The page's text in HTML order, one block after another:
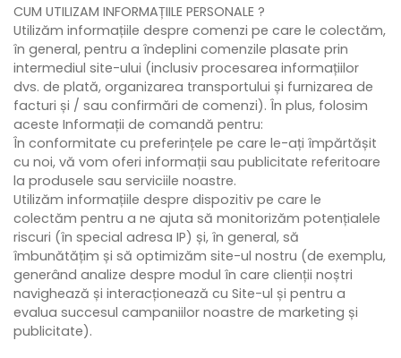
CUM UTILIZAM INFORMAȚIILE PERSONALE ?
Utilizăm informațiile despre comenzi pe care le colectăm,
în general, pentru a îndeplini comenzile plasate prin
intermediul site-ului (inclusiv procesarea informațiilor
dvs. de plată, organizarea transportului și furnizarea de
facturi și / sau confirmări de comenzi). În plus, folosim
aceste Informații de comandă pentru:
În conformitate cu preferințele pe care le-ați împărtășit
cu noi, vă vom oferi informații sau publicitate referitoare
la produsele sau serviciile noastre.
Utilizăm informațiile despre dispozitiv pe care le
colectăm pentru a ne ajuta să monitorizăm potențialele
riscuri (în special adresa IP) și, în general, să
îmbunătățim și să optimizăm site-ul nostru (de exemplu,
generând analize despre modul în care clienții noștri
navighează și interacționează cu Site-ul și pentru a
evalua succesul campaniilor noastre de marketing și
publicitate).